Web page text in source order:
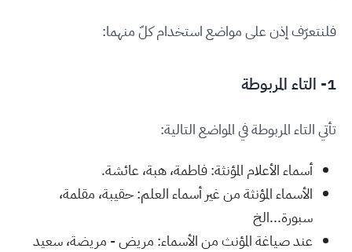
فلنتعرّف إذن على مواضع استخدام كلّ منهما:
1- التاء المربوطة
تأتي التاء المربوطة في المواضع التالية:
أسماء الأعلام المؤنثة: فاطمة، هبة، عائشة.
الأسماء المؤنثة من غير أسماء العلم: حقيبة، مقلمة،
سبورة...الخ
عند صياغة المؤنث من الأسماء: مريض - مريضة، سعيد